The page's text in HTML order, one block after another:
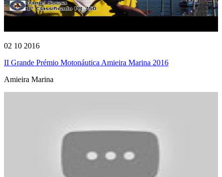
02 10 2016
II Grande Prémio Motonáutica Amieira Marina 2016
Amieira Marina